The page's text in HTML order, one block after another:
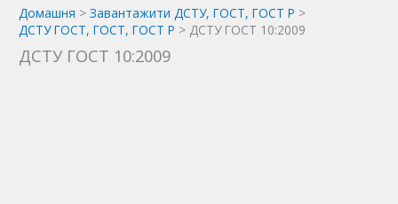
Домашня
Завантажити ДСТУ, ГОСТ, ГОСТ Р
ДСТУ ГОСТ, ГОСТ, ГОСТ Р
ДСТУ ГОСТ 10:2009
ДСТУ ГОСТ 10:2009